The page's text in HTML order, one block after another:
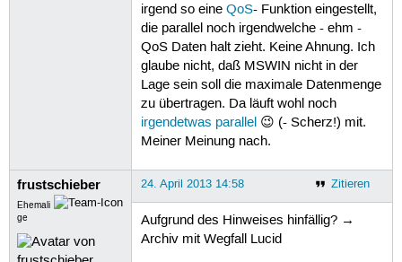
irgend so eine QoS- Funktion eingestellt,
die parallel noch irgendwelche - ehm -
QoS Daten halt zieht. Keine Ahnung. Ich
glaube nicht, daß MSWIN nicht in der
Lage sein soll die maximale Datenmenge
zu übertragen. Da läuft wohl noch
irgendetwas parallel 😉 (- Scherz!) mit.
Meiner Meinung nach.
frustschieber
Ehemali
ge
Zitieren
24. April 2013 14:58
Aufgrund des Hinweises hinfällig? →
Archiv mit Wegfall Lucid